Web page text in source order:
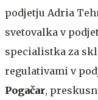
podjetju Adria
svetovalka v
specialistka za
regulativami v
Pogačar,